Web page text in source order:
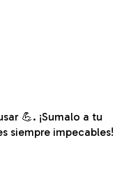
💪. ¡Sumalo a tu
siempre impecables!